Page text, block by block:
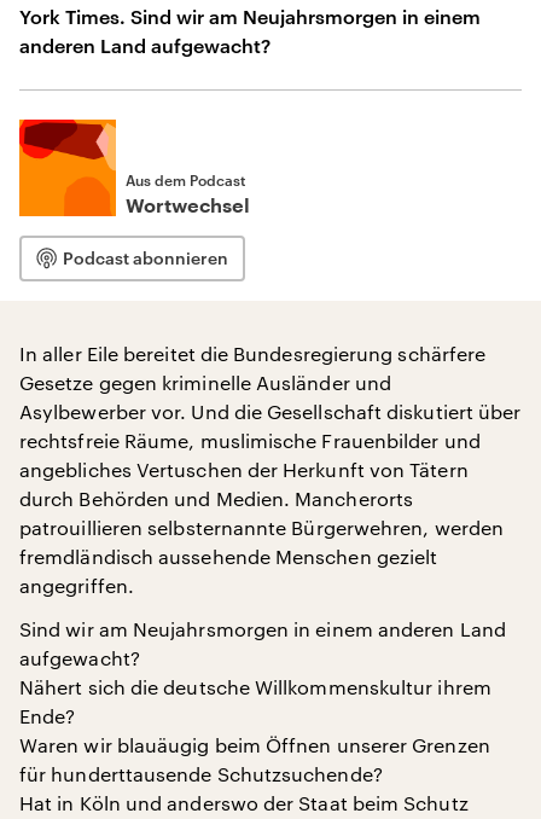
York Times. Sind wir am Neujahrsmorgen in einem
anderen Land aufgewacht?
Aus dem Podcast
Wortwechsel
Podcast abonnieren
In aller Eile bereitet die Bundesregierung schärfere
Gesetze gegen kriminelle Ausländer und
Asylbewerber vor. Und die Gesellschaft diskutiert über
rechtsfreie Räume, muslimische Frauenbilder und
angebliches Vertuschen der Herkunft von Tätern
durch Behörden und Medien. Mancherorts
patrouillieren selbsternannte Bürgerwehren, werden
fremdländisch aussehende Menschen gezielt
angegriffen.
Sind wir am Neujahrsmorgen in einem anderen Land
aufgewacht?
Nähert sich die deutsche Willkommenskultur ihrem
Ende?
Waren wir blauäugig beim Öffnen unserer Grenzen
für hunderttausende Schutzsuchende?
Hat in Köln und anderswo der Staat beim Schutz